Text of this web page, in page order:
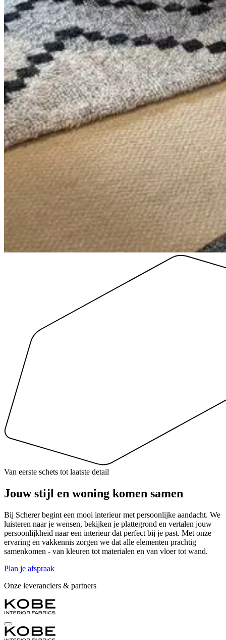
Van eerste schets tot laatste detail
Jouw stijl en woning komen samen
Bij Scherer begint een mooi interieur met persoonlijke aandacht. We
luisteren naar je wensen, bekijken je plattegrond en vertalen jouw
persoonlijkheid naar een interieur dat perfect bij je past. Met onze
ervaring en vakkennis zorgen we dat alle elementen prachtig
samenkomen - van kleuren tot materialen en van vloer tot wand.
Plan je afspraak
Onze leveranciers & partners